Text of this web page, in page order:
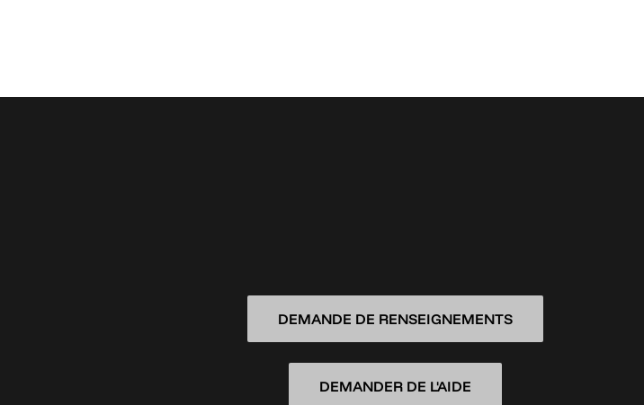
DEMANDE DE RENSEIGNEMENTS
DEMANDER DE L'AIDE